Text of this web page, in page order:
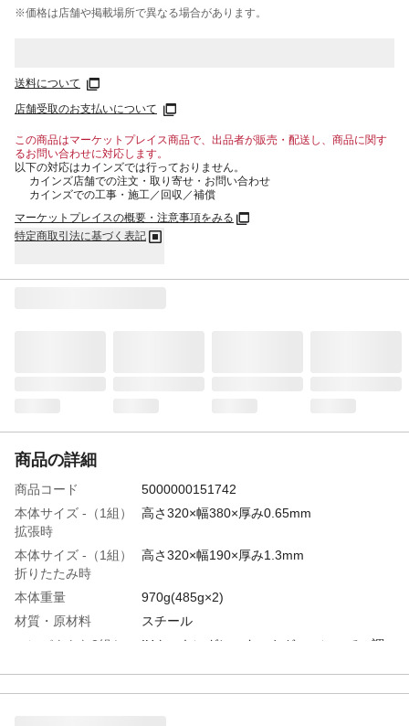
※価格は​店舗や​掲載場所で​異なる​場合が​あります。
送料について
店舗受取のお支払いについて
この商品はマーケットプレイス商品で、出品者が販売・配送し、商品に関す
るお問い合わせに対応します。
以下の対応はカインズでは行っておりません。
カインズ店舗での注文・取り寄せ・お問い合わせ
カインズでの工事・施工／回収／補償
マーケットプレイスの概要・注意事項をみる
特定商取引法に基づく表記
商品の詳細
商品コード
5000000151742
本体サイズ -（1組）
拡張時
高さ320×幅380×厚み0.65mm
本体サイズ -（1組）
折りたたみ時
高さ320×幅190×厚み1.3mm
本体重量
970g(485g×2)
材質・原材料
スチール
コンパクトな2組セッ
IHクッキングヒーターやガスコンロでの調